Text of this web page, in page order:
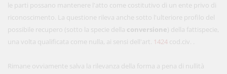
le parti possano mantenere l'atto come costitutivo di un ente privo di
riconoscimento. La questione rileva anche sotto l'ulteriore profilo del
possibile recupero (sotto la specie della conversione) della fattispecie,
una volta qualificata come nulla, ai sensi dell'art. 1424 cod.civ. .
Rimane ovviamente salva la rilevanza della forma a pena di nullità